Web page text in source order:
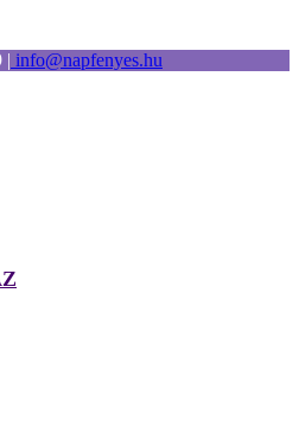
| info@napfenyes.hu